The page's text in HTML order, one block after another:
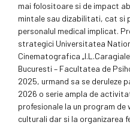
mai folositoare si de impact
mintale sau dizabilitati, cat si
personalul medical implicat.
strategici Universitatea
Cinematografica
Bucuresti – Facultatea de
2025, urmand sa se deruleze
2026 o serie ampla de
profesionale la un program
culturali dar si la organizarea